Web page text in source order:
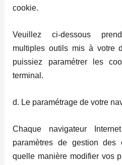
cookie.
Veuillez ci-dessous
multiples outils mis à votre
puissiez paramétrer les
terminal.
d. Le paramétrage de votre
Chaque navigateur
paramètres de gestion des
quelle manière modifier vos